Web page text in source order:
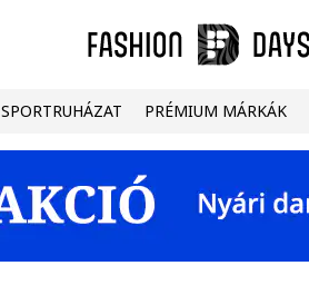
SPORTRUHÁZAT PRÉMIUM MÁRKÁK